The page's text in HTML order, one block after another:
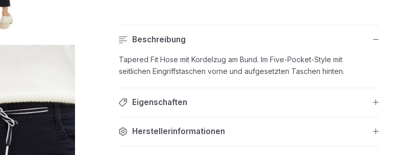
Beschreibung
Tapered Fit Hose mit Kordelzug am Bund. Im Five-Pocket-Style mit
seitlichen Eingriffstaschen vorne und aufgesetzten Taschen hinten.
Eigenschaften
Herstellerinformationen